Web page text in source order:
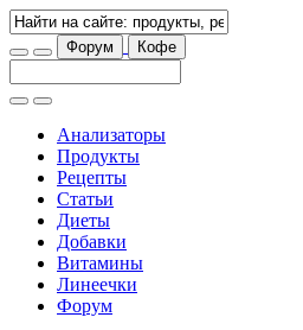
Форум Кофе
Анализаторы
Продукты
Рецепты
Статьи
Диеты
Добавки
Витамины
Линеечки
Форум